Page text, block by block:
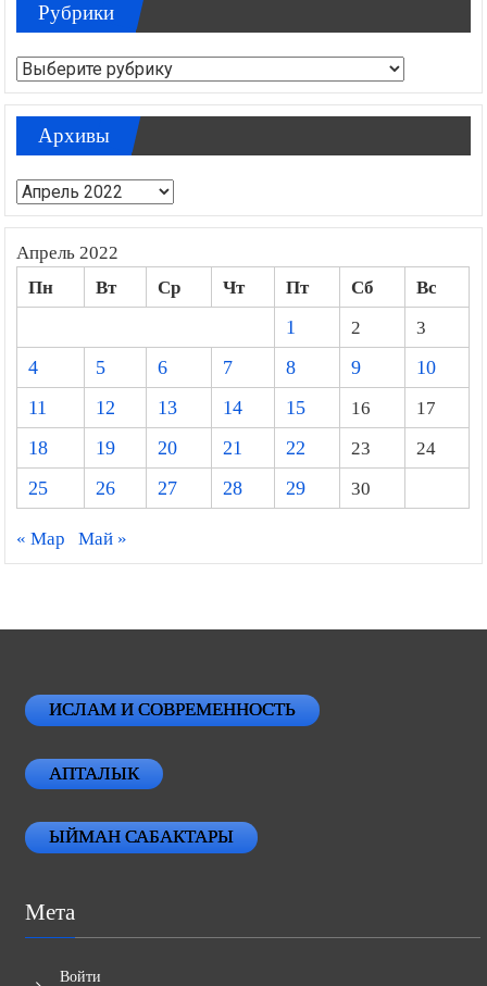
Рубрики
Рубрики
Архивы
Архивы
Апрель 2022
Пн Вт Ср Чт Пт Сб
Вс
1
2
3
4
5 6 7 8 9
10
11
12 13 14 15 16
17
18
19 20 21 22 23
24
25
26 27 28 29 30
« Мар Май »
ИСЛАМ И СОВРЕМЕННОСТЬ
АПТАЛЫК
ЫЙМАН САБАКТАРЫ
Мета
Войти